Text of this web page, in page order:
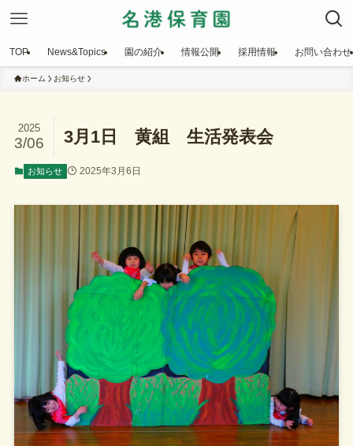
TOP News&Topics 園の紹介 情報公開 採用情報 お問い合わせ
ホーム お知らせ
3月1日 黄組 生活発表会
2025
3/06
お知らせ 2025年3月6日